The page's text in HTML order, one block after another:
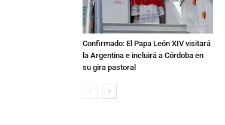
Confirmado: El Papa León XIV visitará
la Argentina e incluirá a Córdoba en
su gira pastoral